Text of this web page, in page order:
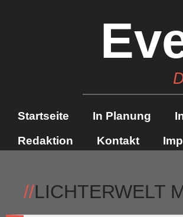
Startseite In Planung
Redaktion
Kontakt
//LICHTERWELT